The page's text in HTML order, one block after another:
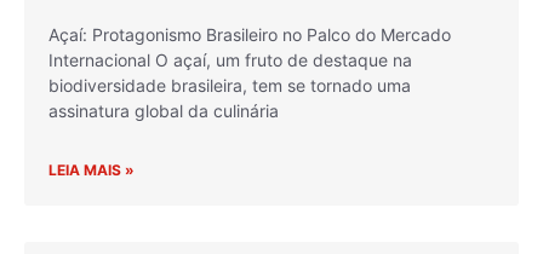
Açaí: Protagonismo Brasileiro no Palco do Mercado
Internacional O açaí, um fruto de destaque na
biodiversidade brasileira, tem se tornado uma
assinatura global da culinária
LEIA MAIS »